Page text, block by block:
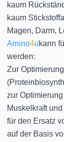
larger image
View
kaum
kaum
Magen, Darm,
Amino4ukann
werden:
Zur
zur
Muskelkraft
für den Ersatz
auf der Basis